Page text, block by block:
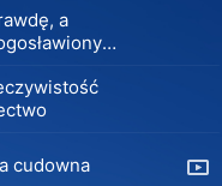
a
cudowna